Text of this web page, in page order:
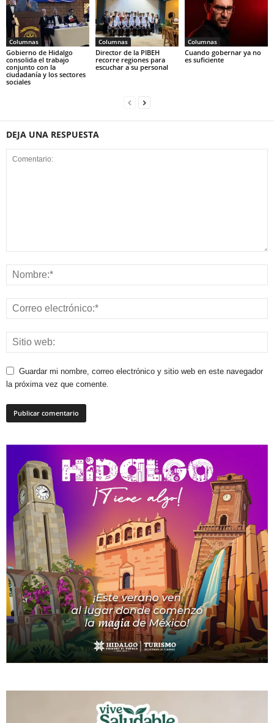
Columnas
Gobierno de Hidalgo
consolida el trabajo
conjunto con la
ciudadanía y los sectores
sociales
Columnas
Director de la PIBEH
recorre regiones para
escuchar a su personal
Columnas
Cuando gobernar ya no
es suficiente
DEJA UNA RESPUESTA
Guardar mi nombre, correo electrónico y sitio web en este navegador
la próxima vez que comente.